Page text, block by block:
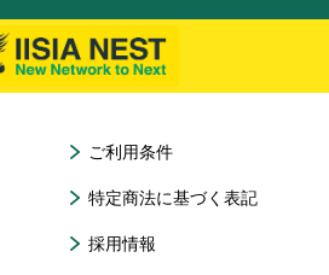
ご利用条件
特定商法に基づく表記
採用情報